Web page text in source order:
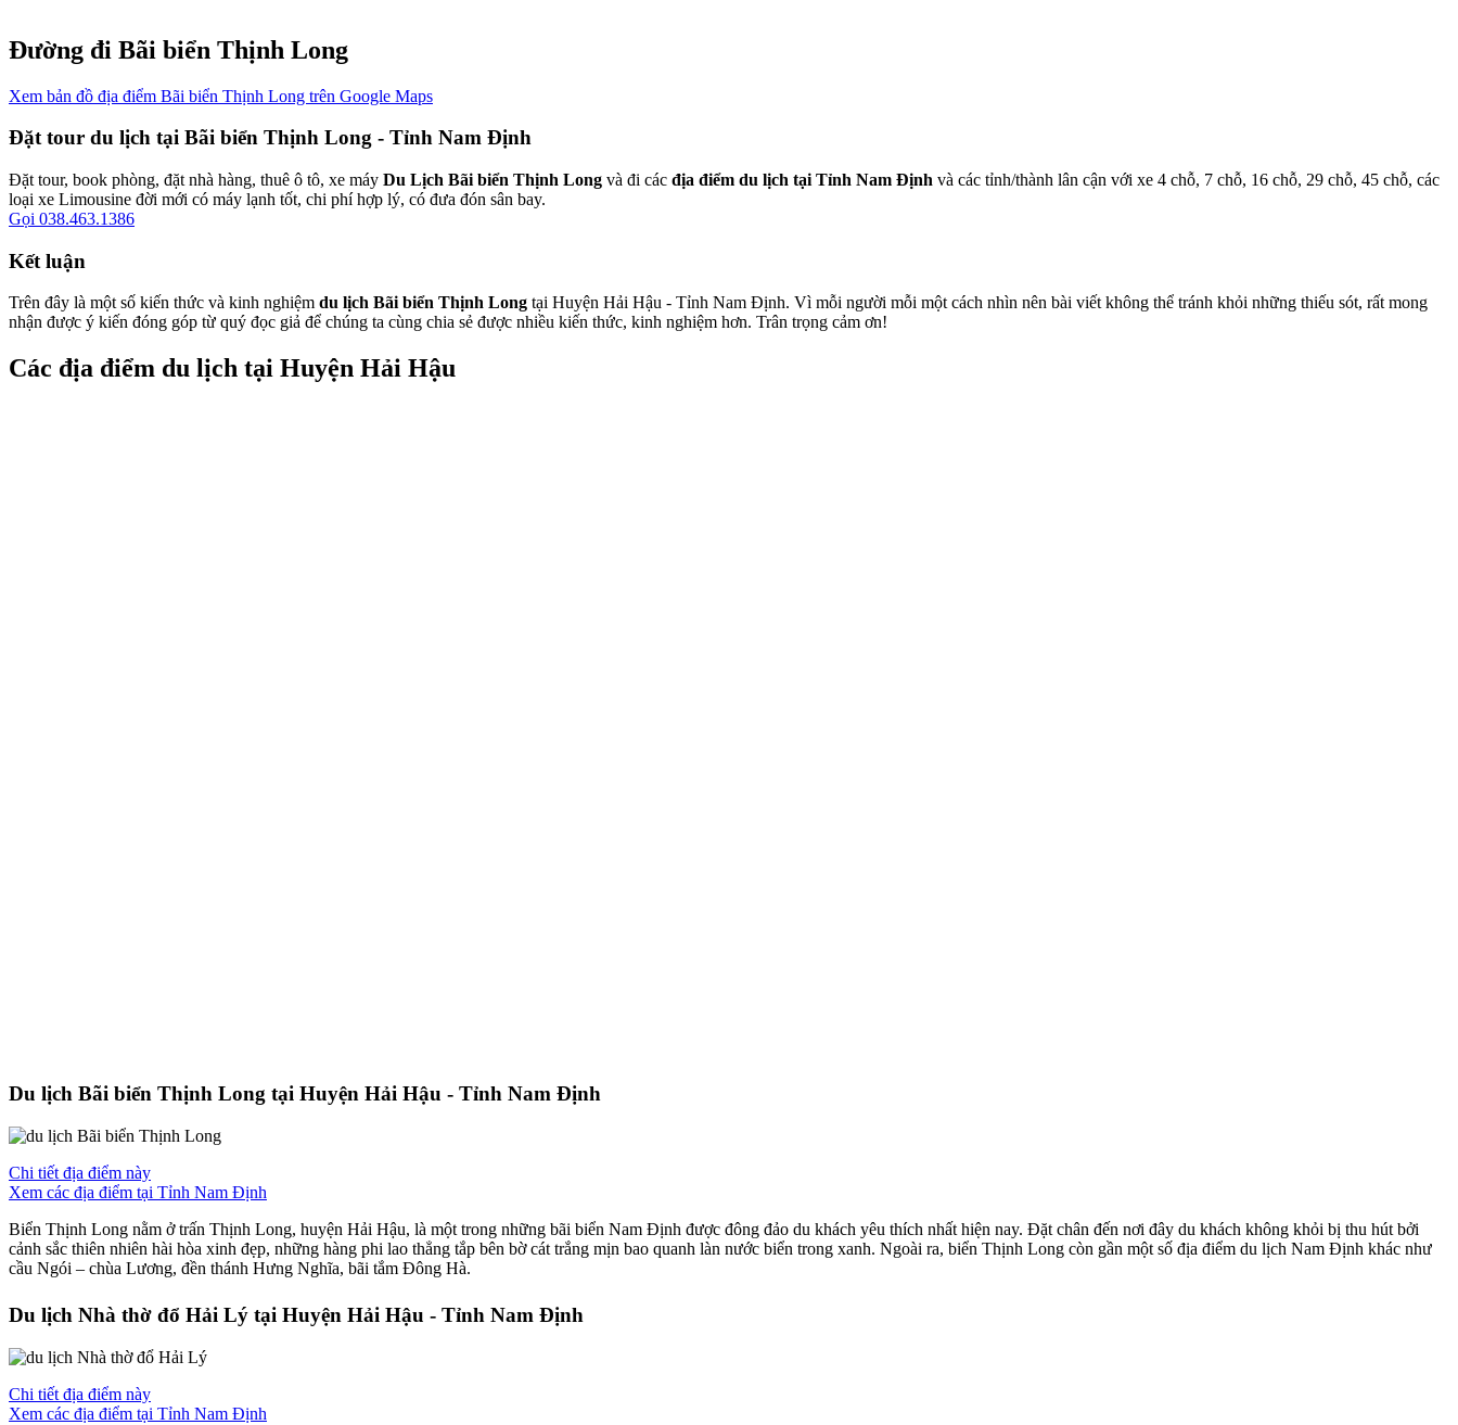
Đường đi Bãi biển Thịnh Long
Xem bản đồ địa điểm Bãi biển Thịnh Long trên Google Maps
Đặt tour du lịch tại Bãi biển Thịnh Long - Tỉnh Nam Định
Đặt tour, book phòng, đặt nhà hàng, thuê ô tô, xe máy Du Lịch Bãi biển Thịnh Long và đi các địa điểm du lịch tại Tỉnh Nam Định và các tỉnh/thành lân cận với xe 4 chỗ, 7 chỗ, 16 chỗ, 29 chỗ, 45 chỗ, các
loại xe Limousine đời mới có máy lạnh tốt, chi phí hợp lý, có đưa đón sân bay.
Gọi 038.463.1386
Kết luận
Trên đây là một số kiến thức và kinh nghiệm du lịch Bãi biển Thịnh Long tại Huyện Hải Hậu - Tỉnh Nam Định. Vì mỗi người mỗi một cách nhìn nên bài viết không thể tránh khỏi những thiếu sót, rất mong
nhận được ý kiến đóng góp từ quý đọc giả để chúng ta cùng chia sẻ được nhiều kiến thức, kinh nghiệm hơn. Trân trọng cảm ơn!
Các địa điểm du lịch tại Huyện Hải Hậu
Du lịch Bãi biển Thịnh Long tại Huyện Hải Hậu - Tỉnh Nam Định
Chi tiết địa điểm này
Xem các địa điểm tại Tỉnh Nam Định
Biển Thịnh Long nằm ở trấn Thịnh Long, huyện Hải Hậu, là một trong những bãi biển Nam Định được đông đảo du khách yêu thích nhất hiện nay. Đặt chân đến nơi đây du khách không khỏi bị thu hút bởi
cảnh sắc thiên nhiên hài hòa xinh đẹp, những hàng phi lao thẳng tắp bên bờ cát trắng mịn bao quanh làn nước biển trong xanh. Ngoài ra, biển Thịnh Long còn gần một số địa điểm du lịch Nam Định khác như
cầu Ngói – chùa Lương, đền thánh Hưng Nghĩa, bãi tắm Đông Hà.
Du lịch Nhà thờ đổ Hải Lý tại Huyện Hải Hậu - Tỉnh Nam Định
Chi tiết địa điểm này
Xem các địa điểm tại Tỉnh Nam Định